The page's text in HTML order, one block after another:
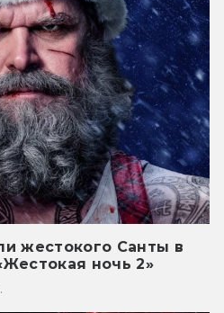
жестокого Санты в
ночь 2»